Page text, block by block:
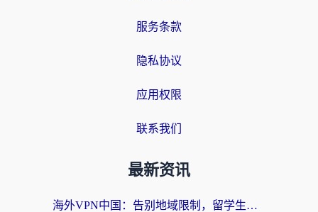
服务条款
隐私协议
应用权限
联系我们
最新资讯
海外VPN中国：告别地域限制，留学生与华人如何轻松刷国内剧、玩国服？